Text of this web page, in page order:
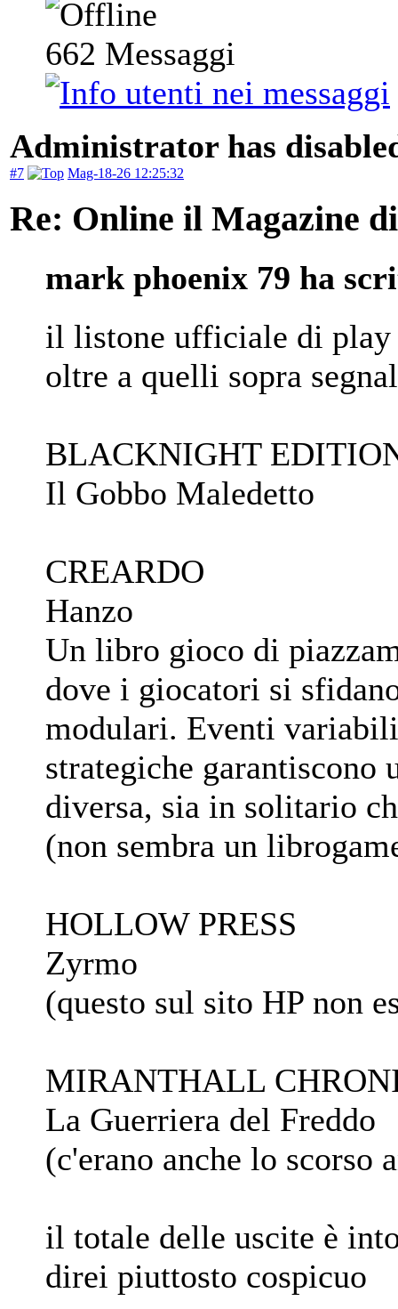
662 Messaggi
Administrator has
#7 Mag-18-26 12:25:32
Re: Online il Magazine
mark phoenix 79 ha
il listone ufficiale di play
oltre a quelli sopra
BLACKNIGHT
Il Gobbo Maledetto
CREARDO
Hanzo
Un libro gioco di
dove i giocatori si
modulari. Eventi
strategiche garantiscono
diversa, sia in solitario
(non sembra un
HOLLOW PRESS
Zyrmo
(questo sul sito HP non
MIRANTHALL
La Guerriera del Freddo
(c'erano anche lo scorso
il totale delle uscite è
direi piuttosto cospicuo